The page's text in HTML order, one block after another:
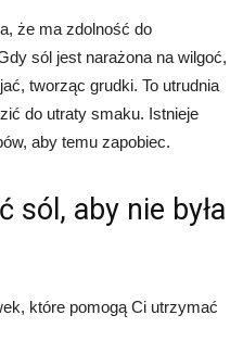
że ma zdolność do
sól jest narażona na wilgoć,
tworząc grudki. To utrudnia
do utraty smaku. Istnieje
aby temu zapobiec.
sól, aby nie była
które pomogą Ci utrzymać